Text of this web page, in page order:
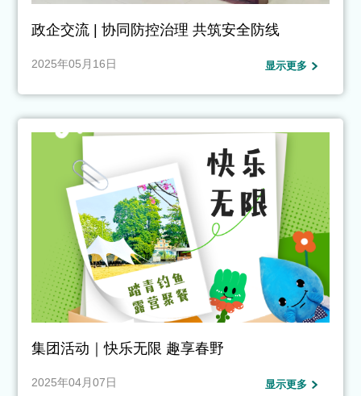
政企交流 | 协同防控治理 共筑安全防线
2025年05月16日 显示更多
集团活动｜快乐无限 趣享春野
2025年04月07日 显示更多